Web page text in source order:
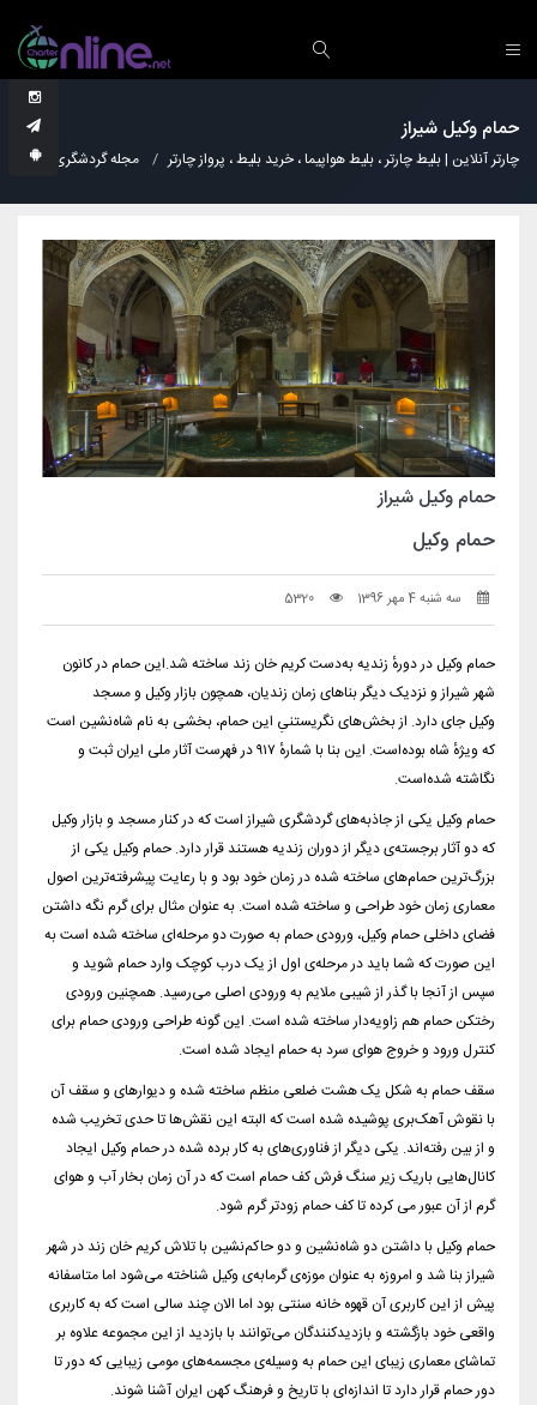
حمام وکیل شیراز
چارتر آنلاین | بلیط چارتر ، بلیط هواپیما ، خرید بلیط ، پرواز چارتر مجله گردشگری
حمام وکیل شیراز
حمام وکیل
سه شنبه 4 مهر 1396 5320
حمام وکیل در دورهٔ زندیه به‌دست کریم خان زند ساخته شد.این حمام در کانون
شهر شیراز و نزدیک دیگر بناهای زمان زندیان، همچون بازار وکیل و مسجد
وکیل جای دارد. از بخش‌های نگریستنیِ این حمام، بخشی به نام شاه‌نشین است
که ویژهٔ شاه بوده‌است. این بنا با شمارهٔ ۹۱۷ در فهرست آثار ملی ایران ثبت و
نگاشته شده‌است.
حمام وکیل یکی از جاذبه‌های گردشگری شیراز است که در کنار مسجد و بازار وکیل
که دو آثار برجسته‌ی دیگر از دوران زندیه هستند قرار دارد. حمام وکیل یکی از
بزرگ‌ترین حمام‌های ساخته شده در زمان خود بود و با رعایت پیشرفته‌ترین اصول
معماری زمان خود طراحی و ساخته شده است. به عنوان مثال برای گرم نگه داشتن
فضای داخلی حمام وکیل، ورودی حمام به صورت دو مرحله‌ای ساخته شده است به
این صورت که شما باید در مرحله‌ی اول از یک درب کوچک وارد حمام شوید و
سپس از آنجا با گذر از شیبی ملایم به ورودی اصلی می‌رسید. همچنین ورودی
رختکن حمام هم زاویه‌دار ساخته شده است. این گونه طراحی ورودی حمام برای
کنترل ورود و خروج هوای سرد به حمام ایجاد شده است.
سقف حمام به شکل یک هشت ضلعی منظم ساخته شده و دیوارهای و سقف آن
با نقوش آهک‌بری پوشیده شده است که البته این نقش‌ها تا حدی تخریب شده
و از بین رفته‌اند. یکی دیگر از فناوری‌های به کار برده شده در حمام وکیل ایجاد
کانال‌هایی باریک زیر سنگ فرش کف حمام است که در آن زمان بخار آب و هوای
گرم از آن عبور می کرده تا کف حمام زودتر گرم شود.
حمام وکیل با داشتن دو شاه‌نشین و دو حاکم‌نشین با تلاش کریم خان زند در شهر
شیراز بنا شد و امروزه به عنوان موزه‌ی گرمابه‌ی وکیل شناخته می‌شود اما متاسفانه
پیش از این کاربری آن قهوه خانه سنتی بود اما الان چند سالی است که به کاربری
واقعی خود بازگشته و بازدیدکنندگان می‌توانند با بازدید از این مجموعه علاوه بر
تماشای معماری زیبای این حمام به وسیله‌ی مجسمه‌های مومی زیبایی که دور تا
دور حمام قرار دارد تا اندازه‌ای با تاریخ و فرهنگ کهن ایران آشنا شوند.